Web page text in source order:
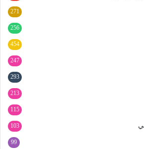
271
256
454
247
293
213
115
103
99